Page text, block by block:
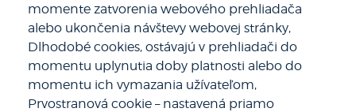
momente zatvorenia webového prehliadača
alebo ukončenia návštevy webovej stránky,
Dlhodobé cookies, ostávajú v prehliadači do
momentu uplynutia doby platnosti alebo do
momentu ich vymazania užívateľom,
Prvostranová cookie – nastavená priamo